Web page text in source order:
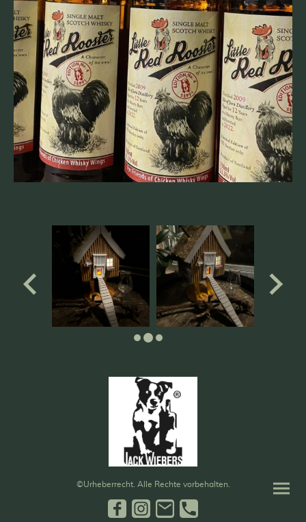
©Urheberrecht. Alle Rechte vorbehalten.